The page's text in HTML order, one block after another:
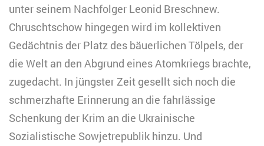
unter seinem Nachfolger Leonid Breschnew.
Chruschtschow hingegen wird im kollektiven
Gedächtnis der Platz des bäuerlichen Tölpels, der
die Welt an den Abgrund eines Atomkriegs brachte,
zugedacht. In jüngster Zeit gesellt sich noch die
schmerzhafte Erinnerung an die fahrlässige
Schenkung der Krim an die Ukrainische
Sozialistische Sowjetrepublik hinzu. Und